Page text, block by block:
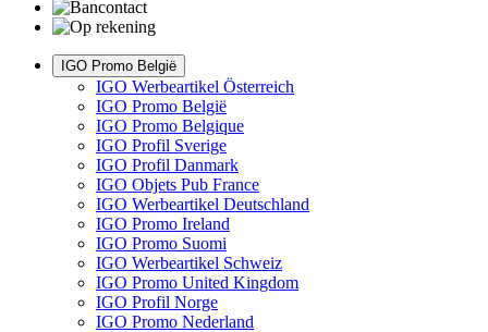
IGO Promo België
IGO Werbeartikel Österreich
IGO Promo België
IGO Promo Belgique
IGO Profil Sverige
IGO Profil Danmark
IGO Objets Pub France
IGO Werbeartikel Deutschland
IGO Promo Ireland
IGO Promo Suomi
IGO Werbeartikel Schweiz
IGO Promo United Kingdom
IGO Profil Norge
IGO Promo Nederland